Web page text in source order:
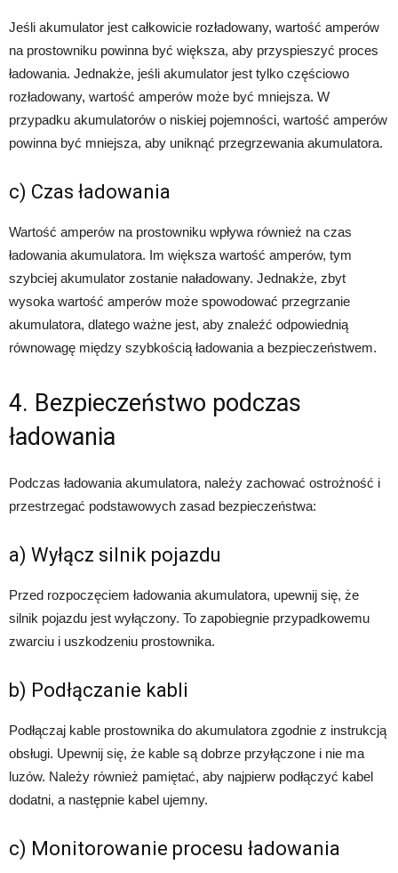
Jeśli akumulator jest całkowicie rozładowany, wartość amperów
na prostowniku powinna być większa, aby przyspieszyć proces
ładowania. Jednakże, jeśli akumulator jest tylko częściowo
rozładowany, wartość amperów może być mniejsza. W
przypadku akumulatorów o niskiej pojemności, wartość amperów
powinna być mniejsza, aby uniknąć przegrzewania akumulatora.
c) Czas ładowania
Wartość amperów na prostowniku wpływa również na czas
ładowania akumulatora. Im większa wartość amperów, tym
szybciej akumulator zostanie naładowany. Jednakże, zbyt
wysoka wartość amperów może spowodować przegrzanie
akumulatora, dlatego ważne jest, aby znaleźć odpowiednią
równowagę między szybkością ładowania a bezpieczeństwem.
4. Bezpieczeństwo podczas
ładowania
Podczas ładowania akumulatora, należy zachować ostrożność i
przestrzegać podstawowych zasad bezpieczeństwa:
a) Wyłącz silnik pojazdu
Przed rozpoczęciem ładowania akumulatora, upewnij się, że
silnik pojazdu jest wyłączony. To zapobiegnie przypadkowemu
zwarciu i uszkodzeniu prostownika.
b) Podłączanie kabli
Podłączaj kable prostownika do akumulatora zgodnie z instrukcją
obsługi. Upewnij się, że kable są dobrze przyłączone i nie ma
luzów. Należy również pamiętać, aby najpierw podłączyć kabel
dodatni, a następnie kabel ujemny.
c) Monitorowanie procesu ładowania